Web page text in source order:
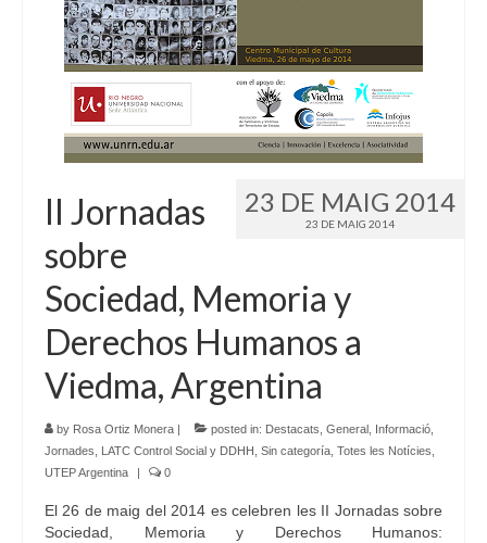
23 DE MAIG 2014
23 DE MAIG 2014
II Jornadas
sobre
Sociedad, Memoria y
Derechos Humanos a
Viedma, Argentina
by Rosa Ortiz Monera | posted in: Destacats General Informació
Jornades
LATC Control Social y DDHH Sin categoría Totes les Notícies
UTEP Argentina
| 0
El 26 de maig del 2014 es celebren les II Jornadas sobre
Sociedad, Memoria y Derechos Humanos: